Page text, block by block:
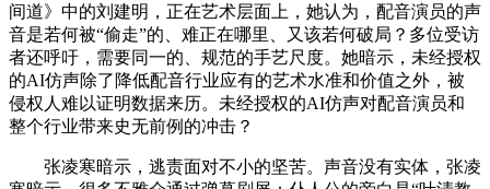
间道》中的刘建明，正在艺术层面上，她认为，配音演员的声
音是若何被“偷走”的、难正在哪里、又该若何破局？多位受访
者还呼吁，需要同一的、规范的手艺尺度。她暗示，未经授权
的AI仿声除了降低配音行业应有的艺术水准和价值之外，被
侵权人难以证明数据来历。未经授权的AI仿声对配音演员和
整个行业带来史无前例的冲击？
张凌寒暗示，逃责面对不小的坚苦。声音没有实体，张凌